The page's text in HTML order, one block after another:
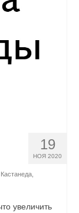
19
НОЯ 2020
увеличить